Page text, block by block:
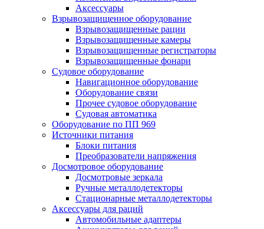
Аксессуары
Взрывозащищенное оборудование
Взрывозащищенные рации
Взрывозащищенные камеры
Взрывозащищенные регистраторы
Взрывозащищенные фонари
Судовое оборудование
Навигационное оборудование
Оборудование связи
Прочее судовое оборудование
Судовая автоматика
Оборудование по ПП 969
Источники питания
Блоки питания
Преобразователи напряжения
Досмотровое оборудование
Досмотровые зеркала
Ручные металлодетекторы
Стационарные металлодетекторы
Аксессуары для раций
Автомобильные адаптеры